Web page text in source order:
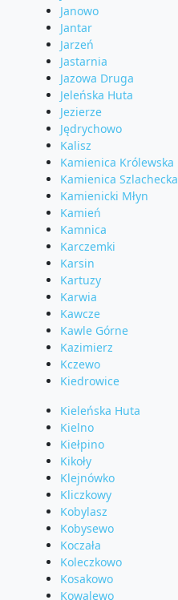
Janowo
Jantar
Jarzeń
Jastarnia
Jazowa Druga
Jeleńska Huta
Jezierze
Jędrychowo
Kalisz
Kamienica Królewska
Kamienica Szlachecka
Kamienicki Młyn
Kamień
Kamnica
Karczemki
Karsin
Kartuzy
Karwia
Kawcze
Kawle Górne
Kazimierz
Kczewo
Kiedrowice
Kieleńska Huta
Kielno
Kiełpino
Kikoły
Klejnówko
Kliczkowy
Kobylasz
Kobysewo
Koczała
Koleczkowo
Kosakowo
Kowalewo